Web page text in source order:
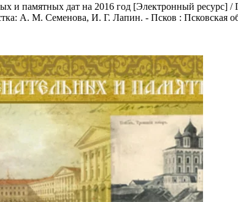
и памятных дат на 2016 год [Электронный ресурс] /
А. М. Семенова, И. Г. Лапин. - Псков : Псковская